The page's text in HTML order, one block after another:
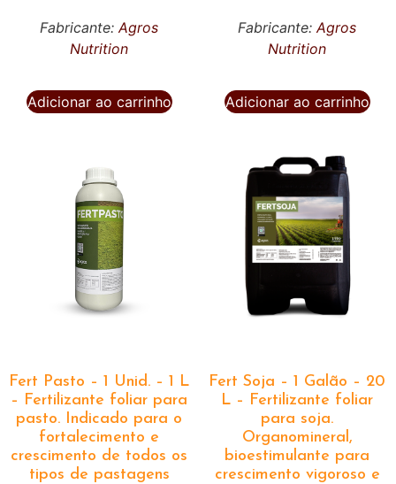
Fabricante:Agros
Nutrition
Adicionar ao carrinho
Fabricante:Agros
Nutrition
Adicionar ao carrinho
Fert Pasto – 1 Unid. – 1 L
– Fertilizante foliar para
pasto. Indicado para o
fortalecimento e
crescimento de todos os
tipos de pastagens
Fert Soja – 1 Galão – 20
L – Fertilizante foliar
para soja.
Organomineral,
bioestimulante para
crescimento vigoroso e